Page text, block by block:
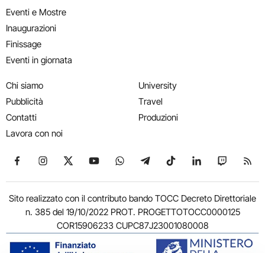
Eventi e Mostre
Inaugurazioni
Finissage
Eventi in giornata
Chi siamo
Pubblicità
Contatti
Lavora con noi
University
Travel
Produzioni
Seguici su Facebook
Seguici su Instagram
Seguici su X
Seguici su YouTube
Seguici su WhatsApp
Seguici su Telegram
Seguici su TikTok
Seguici su
Seguici
Sito realizzato con il contributo bando TOCC Decreto Direttoriale
n. 385 del 19/10/2022 PROT. PROGETTOTOCC0000125
COR15906233 CUPC87J23001080008